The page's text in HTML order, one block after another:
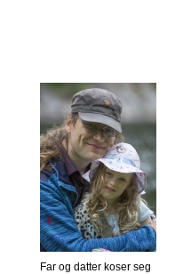
Far og datter koser seg